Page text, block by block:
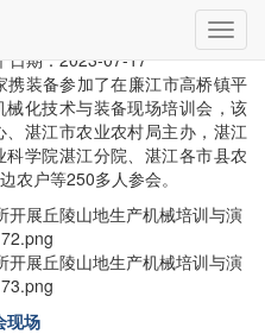
切
换
导
航
日期：2023-07-17
装备参加了在廉江市高桥镇平
化技术与装备现场培训会，该
湛江市农业农村局主办，湛江
学院湛江分院、湛江各市县农
农户等250多人参会。
现场